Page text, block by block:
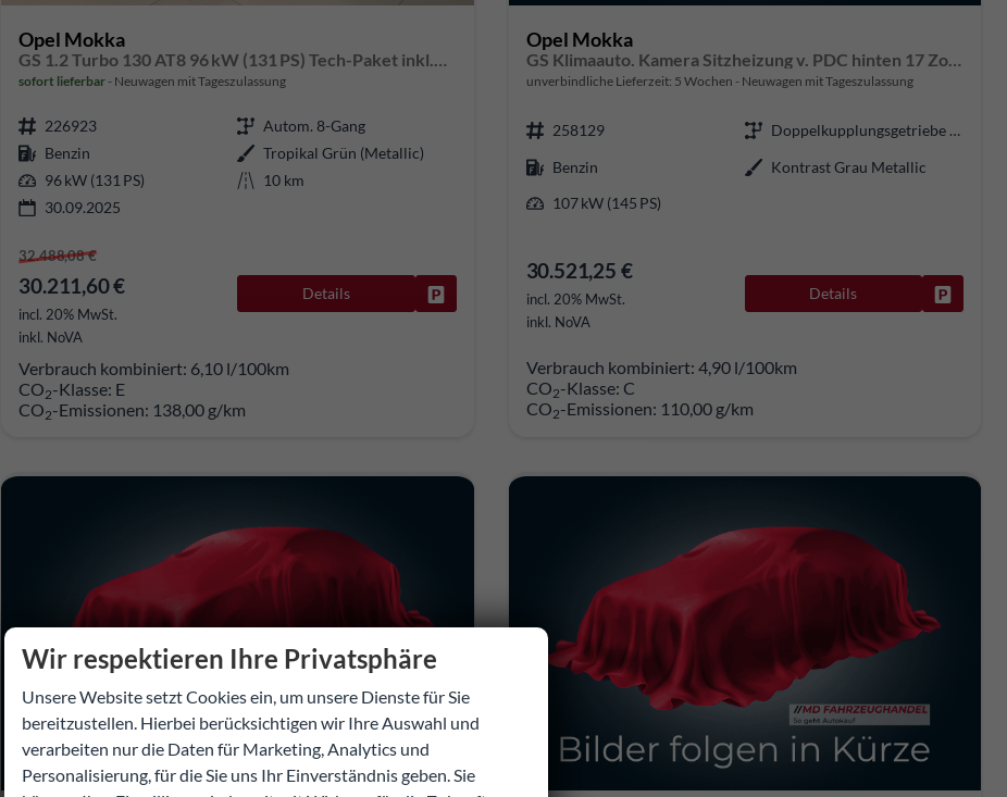
Opel Mokka
GS 1.2 Turbo 130 AT8 96 kW (131 PS) Tech-Paket inkl.Geschwindigkeitsassistent, Spurhalteassistent, Frontkollisionswarner, Einparkhilfe vorne und hinten, Toter-Winkel-Warner, DAB, Android Auto, Apple CarPlay, 17 Zoll Leichtmetallfelgen, uvm.
sofort lieferbar Neuwagen mit Tageszulassung
226923
Autom. 8-Gang
Benzin
Tropikal Grün (Metallic)
96 kW (131 PS)
10 km
30.09.2025
32.488,08 €
30.211,60 €
incl. 20% MwSt.
inkl. NoVA
Details Fahrzeug parken
Verbrauch kombiniert: 6,10 l/100km
CO2-Klasse: E
CO2-Emissionen: 138,00 g/km
Opel Mokka
GS Klimaauto. Kamera Sitzheizung v. PDC hinten 17 Zoll LM
unverbindliche Lieferzeit: 5 Wochen Neuwagen mit Tageszulassung
258129
Doppelkupplungsgetriebe (DSG)
Benzin
Kontrast Grau Metallic
107 kW (145 PS)
30.521,25 €
incl. 20% MwSt.
inkl. NoVA
Details
Verbrauch kombiniert: 4,90 l/100km
CO2-Klasse: C
CO2-Emissionen: 110,00 g/km
Wir respektieren Ihre Privatsphäre
Unsere Website setzt Cookies ein, um unsere Dienste für Sie
bereitzustellen. Hierbei berücksichtigen wir Ihre Auswahl und
verarbeiten nur die Daten für Marketing, Analytics und
Personalisierung, für die Sie uns Ihr Einverständnis geben. Sie